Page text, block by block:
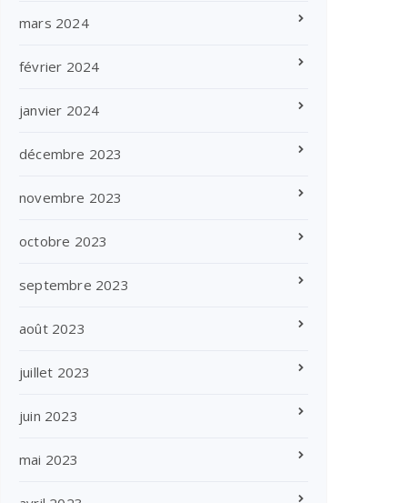
mars 2024
février 2024
janvier 2024
décembre 2023
novembre 2023
octobre 2023
septembre 2023
août 2023
juillet 2023
juin 2023
mai 2023